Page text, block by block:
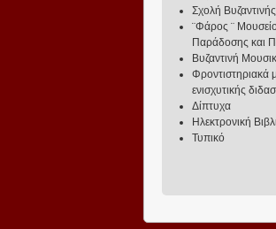
Σχολή
¨Φάρος ¨
Παράδοσης και
Βυζαντινή
Φροντιστηριακά
ενισχυτικής
Δίπτυχα
Ηλεκτρονική
Τυπικό